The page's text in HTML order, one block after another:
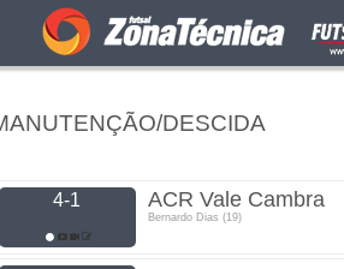
DESCIDA
4-1 ACR Vale Cambra
Bernardo Dias (19)